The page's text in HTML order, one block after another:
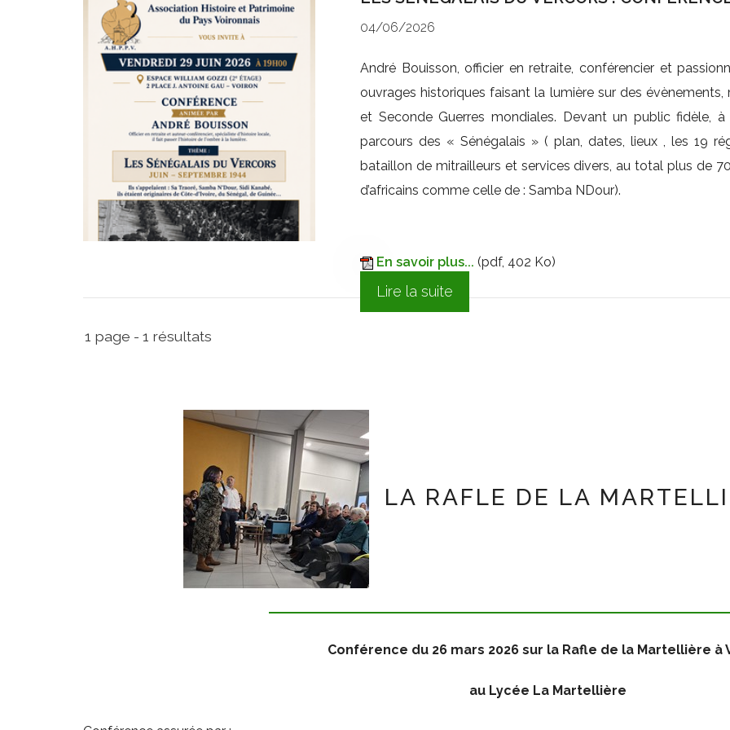
04/06/2026
André Bouisson, officier en retraite, conférencier et
ouvrages historiques faisant la lumière sur des
et Seconde Guerres mondiales. Devant un public fidèle,
parcours des « Sénégalais » ( plan, dates, lieux , les 19
bataillon de mitrailleurs et services divers, au total plus de
d’africains comme celle de : Samba NDour).
En savoir plus... (pdf, 402 Ko)
Lire la suite
1 page - 1 résultats
LA RAFLE DE LA
Conférence du 26 mars 2026 sur la Rafle de la Martellière à
au Lycée La Martellière